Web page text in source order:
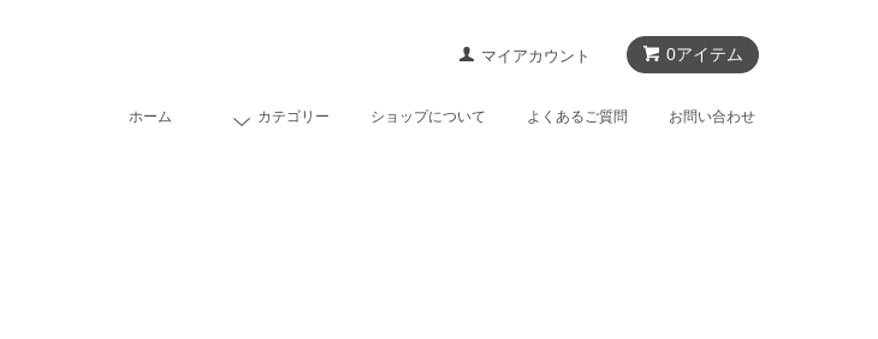
0アイテム
マイアカウント
ホーム カテゴリー ショップについて よくあるご質問 お問い合わせ